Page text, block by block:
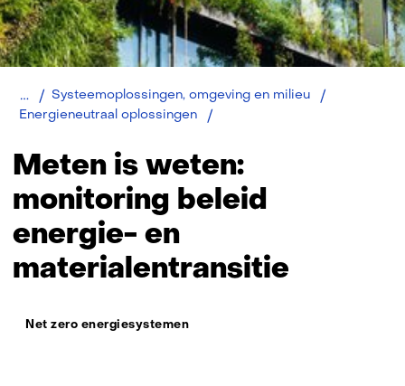
Home
Systeemoplossingen, omgeving en milieu
Energieneutraal oplossingen
en
materialentransitie
Meten is weten:
monitoring beleid
energie- en
materialentransitie
Thema:
Net zero energiesystemen